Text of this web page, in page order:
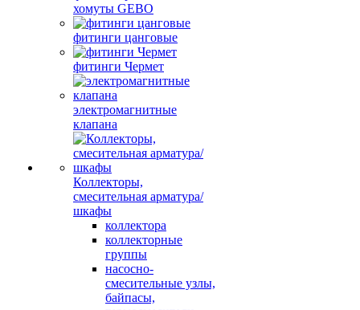
хомуты GEBO
фитинги цанговые
фитинги Чермет
электромагнитные
клапана
Коллекторы,
смесительная арматура/
шкафы
коллектора
коллекторные
группы
насосно-
смесительные узлы,
байпасы,